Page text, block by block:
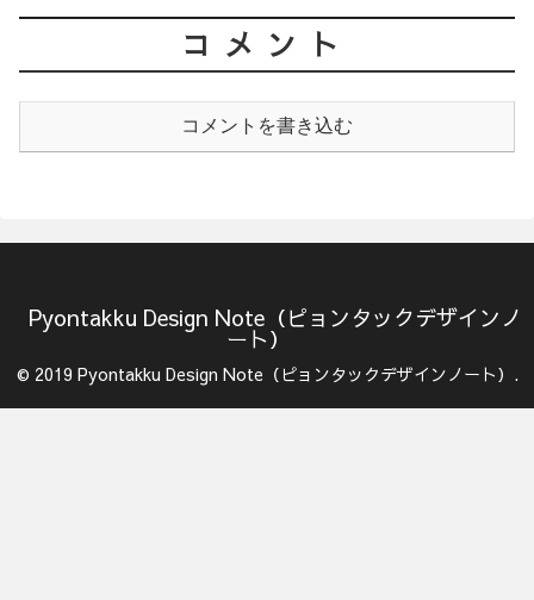
コメント
コメントを書き込む
Pyontakku Design Note（ピョンタックデザインノ
ート）
© 2019 Pyontakku Design Note（ピョンタックデザインノート）.